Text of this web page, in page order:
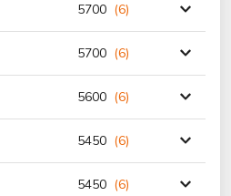
5700 (6)
5700 (6)
5600 (6)
5450 (6)
5450 (6)